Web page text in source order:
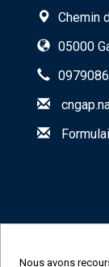
Chemin
05000
Nous avons